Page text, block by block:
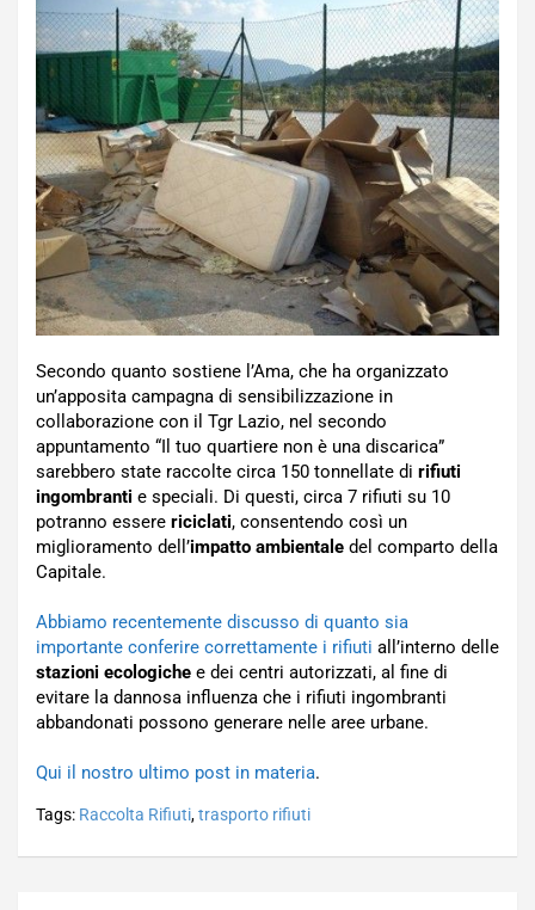
Secondo quanto sostiene l’Ama, che ha organizzato
un’apposita campagna di sensibilizzazione in
collaborazione con il Tgr Lazio, nel secondo
appuntamento “Il tuo quartiere non è una discarica”
sarebbero state raccolte circa 150 tonnellate di rifiuti
ingombranti e speciali. Di questi, circa 7 rifiuti su 10
potranno essere riciclati, consentendo così un
miglioramento dell’impatto ambientale del comparto della
Capitale.
Abbiamo recentemente discusso di quanto sia
importante conferire correttamente i rifiuti all’interno delle
stazioni ecologiche e dei centri autorizzati, al fine di
evitare la dannosa influenza che i rifiuti ingombranti
abbandonati possono generare nelle aree urbane.
Qui il nostro ultimo post in materia.
Tags: Raccolta Rifiuti,trasporto rifiuti